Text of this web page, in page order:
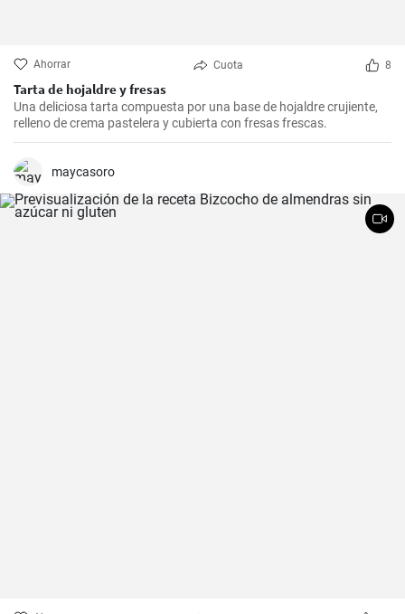
Ahorrar Cuota 8
Tarta de hojaldre y fresas
Una deliciosa tarta compuesta por una base de hojaldre crujiente,
relleno de crema pastelera y cubierta con fresas frescas.
maycasoro